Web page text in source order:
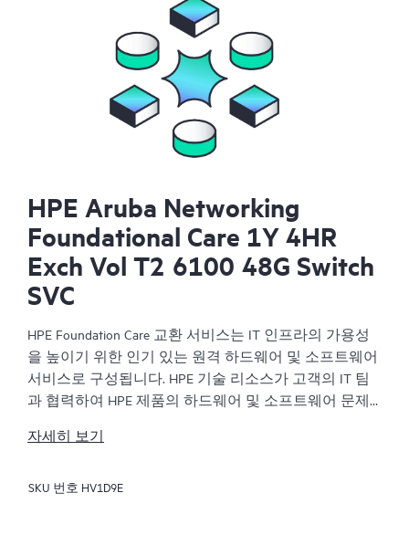
HPE Aruba Networking
Foundational Care 1Y 4HR
Exch Vol T2 6100 48G Switch
SVC
HPE Foundation Care 교환 서비스는 IT 인프라의 가용성
을 높이기 위한 인기 있는 원격 하드웨어 및 소프트웨어
서비스로 구성됩니다. HPE 기술 리소스가 고객의 IT 팀
과 협력하여 HPE 제품의 하드웨어 및 소프트웨어 문제
이고 빠른 교환 서비스를 제공합니다. 특히 쉽게 배송할
자세히 보기
SKU 번호 HV1D9E